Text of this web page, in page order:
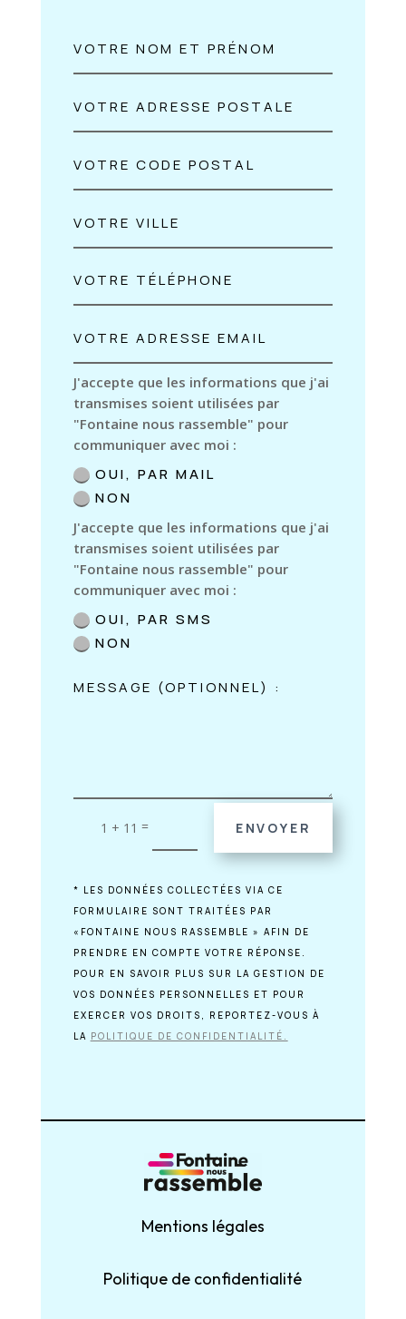
J'accepte que les informations que j'ai
transmises soient utilisées par
"Fontaine nous rassemble" pour
communiquer avec moi :
OUI, PAR MAIL
NON
J'accepte que les informations que j'ai
transmises soient utilisées par
"Fontaine nous rassemble" pour
communiquer avec moi :
OUI, PAR SMS
NON
1 + 11 = ENVOYER
* LES DONNÉES COLLECTÉES VIA CE
FORMULAIRE SONT TRAITÉES PAR
«FONTAINE NOUS RASSEMBLE » AFIN DE
PRENDRE EN COMPTE VOTRE RÉPONSE.
POUR EN SAVOIR PLUS SUR LA GESTION DE
VOS DONNÉES PERSONNELLES ET POUR
EXERCER VOS DROITS, REPORTEZ-VOUS À
LA POLITIQUE DE CONFIDENTIALITÉ.
Mentions légales
Politique de confidentialité